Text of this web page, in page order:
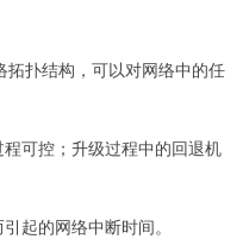
拓扑结构，可以对网络中的任
可控；升级过程中的回退机
起的网络中断时间。